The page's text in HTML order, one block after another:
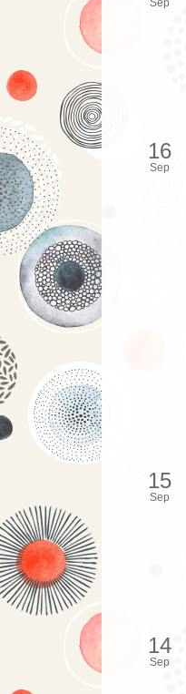
Sep
16
Sep
15
Sep
14
Sep